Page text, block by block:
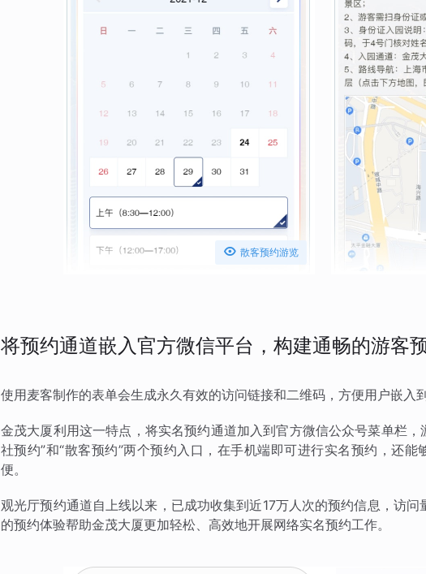
 散客预约游览
将预约通道嵌入官方微信平台，构建通畅的游客
使用麦客制作的表单会生成永久有效的访问链接和二维码，方便用户嵌入
金茂大厦利用这一特点，将实名预约通道加入到官方微信公众号菜单栏，
社预约”和“散客预约”两个预约入口，在手机端即可进行实名预约，还
便。
观光厅预约通道自上线以来，已成功收集到近17万人次的预约信息，访
的预约体验帮助金茂大厦更加轻松、高效地开展网络实名预约工作。